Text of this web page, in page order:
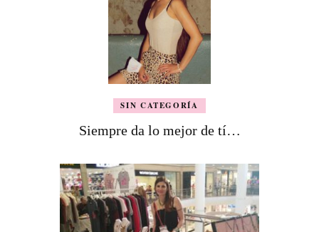
SIN CATEGORÍA
Siempre da lo mejor de tí…